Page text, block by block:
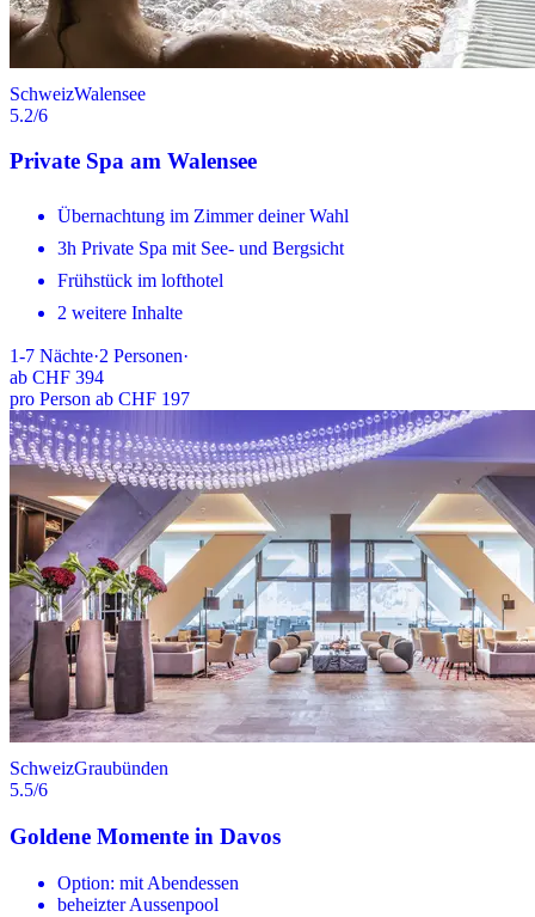
SchweizWalensee
5.2/6
Private Spa am Walensee
Übernachtung im Zimmer deiner Wahl
3h Private Spa mit See- und Bergsicht
Frühstück im lofthotel
2 weitere Inhalte
1-7 Nächte·2 Personen·
ab CHF 394
pro Person ab CHF 197
SchweizGraubünden
5.5/6
Goldene Momente in Davos
Option: mit Abendessen
beheizter Aussenpool